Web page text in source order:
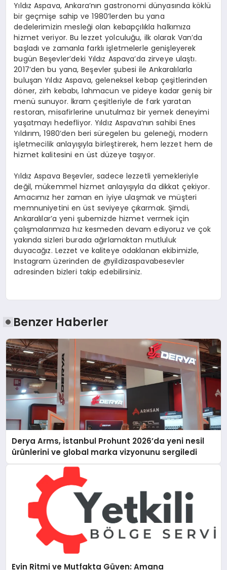
Yıldız Aspava, Ankara’nın gastronomi dünyasında köklü
bir geçmişe sahip ve 1980’lerden bu yana
dedelerimizin mesleği olan kebapçılıkla halkımıza
hizmet veriyor. Bu lezzet yolculuğu, ilk olarak Van’da
başladı ve zamanla farklı işletmelerle genişleyerek
bugün Beşevler’deki Yıldız Aspava’da zirveye ulaştı.
2017’den bu yana, Beşevler şubesi ile Ankaralılarla
buluşan Yıldız Aspava, geleneksel kebap çeşitlerinden
döner, zirh kebabı, lahmacun ve pideye kadar geniş bir
menü sunuyor. İkram çeşitleriyle de fark yaratan
restoran, misafirlerine unutulmaz bir yemek deneyimi
yaşatmayı hedefliyor. Yıldız Aspava’nın sahibi Enes
Yıldırım, 1980’den beri süregelen bu geleneği, modern
işletmecilik anlayışıyla birleştirerek, hem lezzet hem de
hizmet kalitesini en üst düzeye taşıyor.
Yıldız Aspava Beşevler, sadece lezzetli yemekleriyle
değil, mükemmel hizmet anlayışıyla da dikkat çekiyor.
Amacımız her zaman en iyiye ulaşmak ve müşteri
memnuniyetini en üst seviyeye çıkarmak. Şimdi,
Ankaralılar’a yeni şubemizde hizmet vermek için
çalışmalarımıza hız kesmeden devam ediyoruz ve çok
yakında sizleri burada ağırlamaktan mutluluk
duyacağız. Lezzet ve kaliteye odaklanan ekibimizle,
Instagram üzerinden de @yildizaspavabesevler
adresinden bizleri takip edebilirsiniz.
Benzer Haberler
Derya Arms, İstanbul Prohunt 2026’da yeni nesil
ürünlerini ve global marka vizyonunu sergiledi
Evin Ritmi ve Mutfakta Güven: Amana